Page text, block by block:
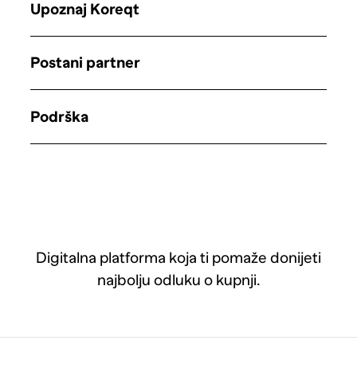
Digitalna platforma koja ti pomaže donijeti
najbolju odluku o kupnji.
Upoznaj Koreqt
Postani partner
Podrška